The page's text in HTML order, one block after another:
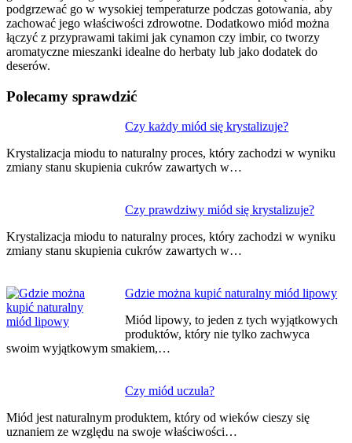
podgrzewać go w wysokiej temperaturze podczas gotowania, aby
zachować jego właściwości zdrowotne. Dodatkowo miód można
łączyć z przyprawami takimi jak cynamon czy imbir, co tworzy
aromatyczne mieszanki idealne do herbaty lub jako dodatek do
deserów.
Polecamy sprawdzić
Czy każdy miód się krystalizuje?
Krystalizacja miodu to naturalny proces, który zachodzi w wyniku
zmiany stanu skupienia cukrów zawartych w…
Czy prawdziwy miód się krystalizuje?
Krystalizacja miodu to naturalny proces, który zachodzi w wyniku
zmiany stanu skupienia cukrów zawartych w…
Gdzie można kupić naturalny miód lipowy
Miód lipowy, to jeden z tych wyjątkowych
produktów, który nie tylko zachwyca
swoim wyjątkowym smakiem,…
Czy miód uczula?
Miód jest naturalnym produktem, który od wieków cieszy się
uznaniem ze względu na swoje właściwości…
wpisu